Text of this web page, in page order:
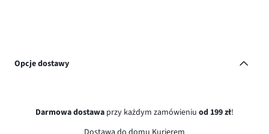
Opcje dostawy
Darmowa dostawa przy każdym zamówieniu od 199 zł!